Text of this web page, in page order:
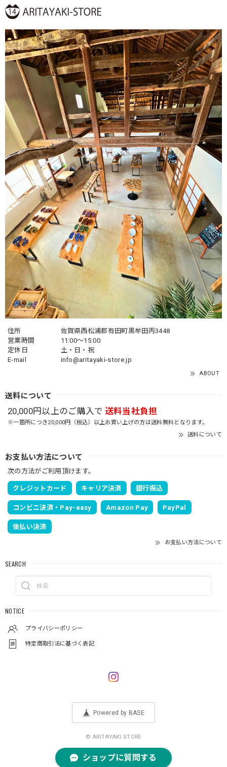
住所
佐賀県西松浦郡有田町黒牟田丙3448
営業時間
11:00～15:00
定休日
土・日・祝
E-mail
info@aritayaki-store.jp
ABOUT
送料について
20,000円以上のご購入で 送料当社負担
※一箇所につき20,000円（税込）以上お買い上げの方は送料無料となります。
送料について
お支払い方法について
次の方法がご利用頂けます。
クレジットカード キャリア決済 銀行振込
コンビニ決済・Pay-easy Amazon Pay PayPal
後払い決済
お支払い方法について
SEARCH
NOTICE
プライバシーポリシー
特定商取引法に基づく表記
Powered by BASE
© ARITAYAKI STORE
ショップに質問する